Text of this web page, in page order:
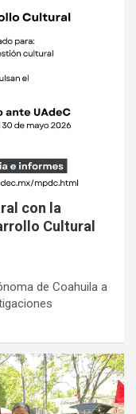
con la
Cultural
de Coahuila a